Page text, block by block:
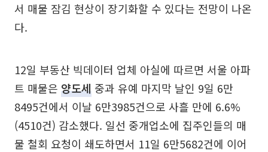
서 매물 잠김 현상이 장기화할 수 있다는 전망이 나온
다.
12일 부동산 빅데이터 업체 아실에 따르면 서울 아파
트 매물은 양도세 중과 유예 마지막 날인 9일 6만
8495건에서 이날 6만3985건으로 사흘 만에 6.6%
(4510건) 감소했다. 일선 중개업소에 집주인들의 매
물 철회 요청이 쇄도하면서 11일 6만5682건에 이어